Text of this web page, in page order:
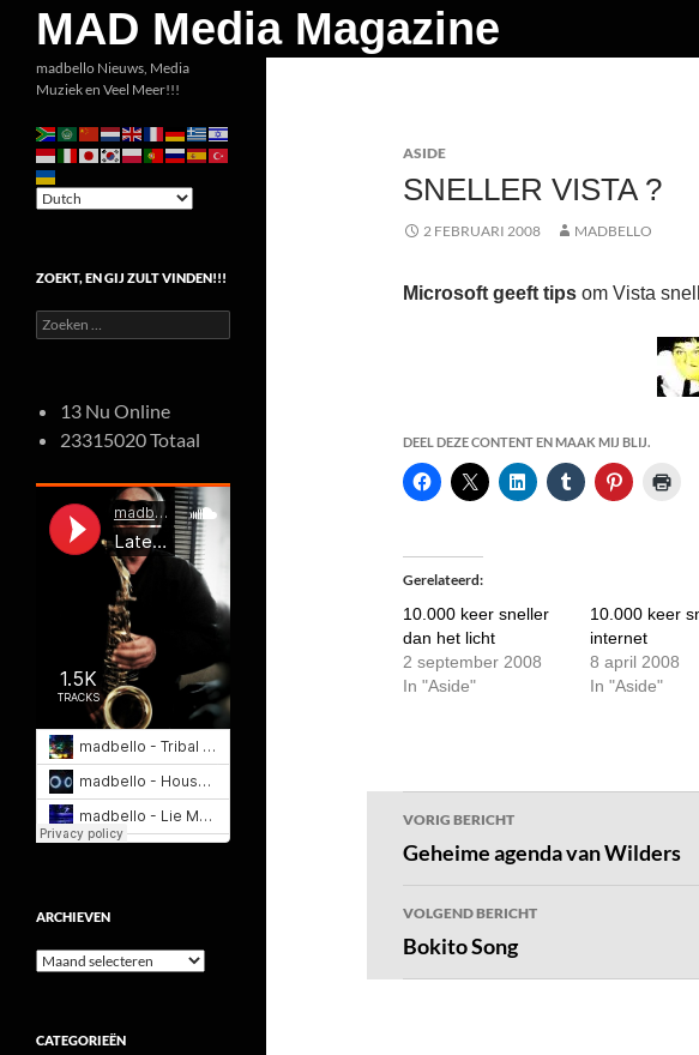
inhoud
MAD Media Magazine
Zoeken
ASIDE
SNELLER VISTA ?
2 FEBRUARI 2008 MADBELLO
Microsoft geeft tips om Vista
DEEL DEZE CONTENT EN MAAK MIJ BLIJ.
Gerelateerd
10.000 keer sneller
dan het licht
2 september 2008
In "Aside"
10.000 keer
internet
8 april 2008
In "Aside"
Bericht
navigatie
VORIG BERICHT
Geheime agenda van Wilders
VOLGEND BERICHT
Bokito Song
madbello Nieuws, Media
Muziek en Veel Meer!!!
ZOEKT, EN GIJ ZULT VINDEN!!!
Zoeken
naar:
13 Nu Online
23315020 Totaal
ARCHIEVEN
Archieven
CATEGORIEËN